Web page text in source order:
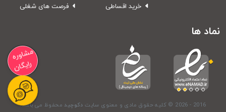
خرید اقساطی
فرصت های شغلی
نماد ها
© 2026 - 2016 کلیه حقوق مادی و معنوی سایت دکوچیدمحفوظ می باشد.
مشاوره
رایگان